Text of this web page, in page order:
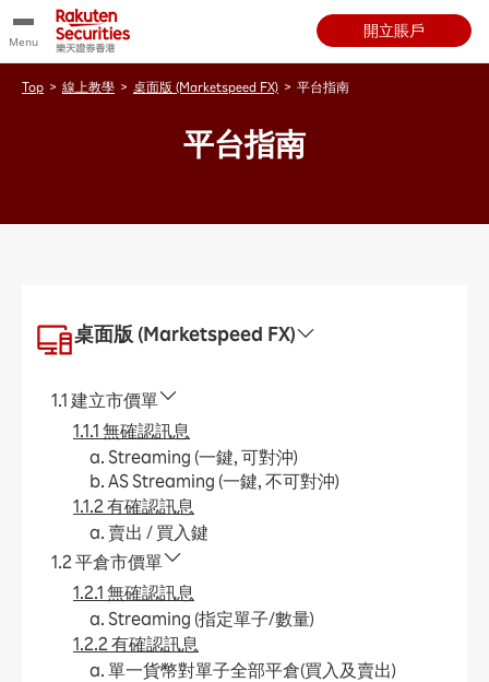
Menu
開立賬戶
Top > 線上教學 > 桌面版 (Marketspeed FX) > 平台指南
平台指南
桌面版 (Marketspeed FX)
1.1 建立市價單
1.1.1 無確認訊息
a. Streaming (一鍵, 可對沖)
b. AS Streaming (一鍵, 不可對沖)
1.1.2 有確認訊息
a. 賣出 / 買入鍵
1.2 平倉市價單
1.2.1 無確認訊息
a. Streaming (指定單子/數量)
1.2.2 有確認訊息
a. 單一貨幣對單子全部平倉(買入及賣出)